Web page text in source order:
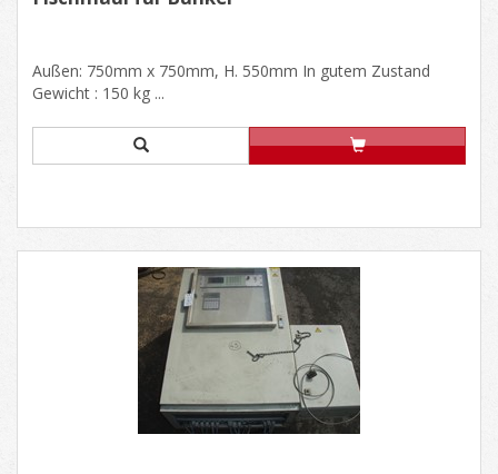
Außen: 750mm x 750mm, H. 550mm In gutem Zustand
Gewicht : 150 kg ...